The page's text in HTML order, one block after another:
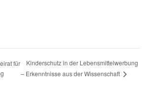
für
Kinderschutz in der Lebensmittelwerbung
– Erkenntnisse aus der Wissenschaft